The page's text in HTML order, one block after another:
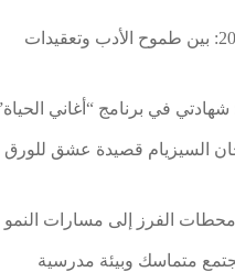
تحليل امتحان السيزيام الفرنسية 2025: بين طموح الأدب وتعقيدات
في برنامج “أغاني الحياة”
السيزيام قصيدة عشق للورق
الفرز إلى مسارات النمو
متماسك وبيئة مدرسية